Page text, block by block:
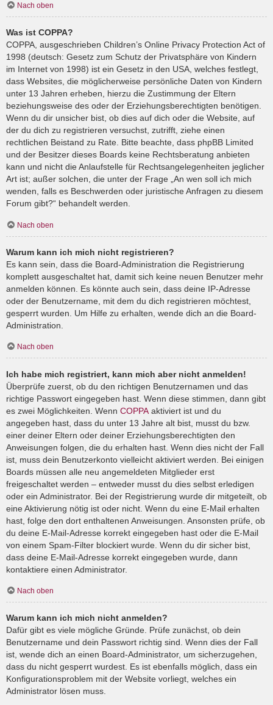
Nach oben
Was ist COPPA?
COPPA, ausgeschrieben Children’s Online Privacy Protection Act of
1998 (deutsch: Gesetz zum Schutz der Privatsphäre von Kindern
im Internet von 1998) ist ein Gesetz in den USA, welches festlegt,
dass Websites, die möglicherweise persönliche Daten von Kindern
unter 13 Jahren erheben, hierzu die Zustimmung der Eltern
beziehungsweise des oder der Erziehungsberechtigten benötigen.
Wenn du dir unsicher bist, ob dies auf dich oder die Website, auf
der du dich zu registrieren versuchst, zutrifft, ziehe einen
rechtlichen Beistand zu Rate. Bitte beachte, dass phpBB Limited
und der Besitzer dieses Boards keine Rechtsberatung anbieten
kann und nicht die Anlaufstelle für Rechtsangelegenheiten jeglicher
Art ist; außer solchen, die unter der Frage „An wen soll ich mich
wenden, falls es Beschwerden oder juristische Anfragen zu diesem
Forum gibt?“ behandelt werden.
Nach oben
Warum kann ich mich nicht registrieren?
Es kann sein, dass die Board-Administration die Registrierung
komplett ausgeschaltet hat, damit sich keine neuen Benutzer mehr
anmelden können. Es könnte auch sein, dass deine IP-Adresse
oder der Benutzername, mit dem du dich registrieren möchtest,
gesperrt wurden. Um Hilfe zu erhalten, wende dich an die Board-
Administration.
Nach oben
Ich habe mich registriert, kann mich aber nicht anmelden!
Überprüfe zuerst, ob du den richtigen Benutzernamen und das
richtige Passwort eingegeben hast. Wenn diese stimmen, dann gibt
es zwei Möglichkeiten. Wenn COPPA aktiviert ist und du
angegeben hast, dass du unter 13 Jahre alt bist, musst du bzw.
einer deiner Eltern oder deiner Erziehungsberechtigten den
Anweisungen folgen, die du erhalten hast. Wenn dies nicht der Fall
ist, muss dein Benutzerkonto vielleicht aktiviert werden. Bei einigen
Boards müssen alle neu angemeldeten Mitglieder erst
freigeschaltet werden – entweder musst du dies selbst erledigen
oder ein Administrator. Bei der Registrierung wurde dir mitgeteilt, ob
eine Aktivierung nötig ist oder nicht. Wenn du eine E-Mail erhalten
hast, folge den dort enthaltenen Anweisungen. Ansonsten prüfe, ob
du deine E-Mail-Adresse korrekt eingegeben hast oder die E-Mail
von einem Spam-Filter blockiert wurde. Wenn du dir sicher bist,
dass deine E-Mail-Adresse korrekt eingegeben wurde, dann
kontaktiere einen Administrator.
Nach oben
Warum kann ich mich nicht anmelden?
Dafür gibt es viele mögliche Gründe. Prüfe zunächst, ob dein
Benutzername und dein Passwort richtig sind. Wenn dies der Fall
ist, wende dich an einen Board-Administrator, um sicherzugehen,
dass du nicht gesperrt wurdest. Es ist ebenfalls möglich, dass ein
Konfigurationsproblem mit der Website vorliegt, welches ein
Administrator lösen muss.